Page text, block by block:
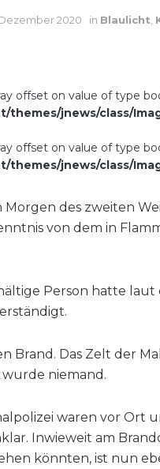
2020 in Blaulicht
offset on value of type
jnews/class/
offset on value of type
jnews/class/
des zweiten
von dem in
Person hatte
Brand. Das Zelt der
niemand.
waren vor Ort
Inwieweit am
könnten, ist nun